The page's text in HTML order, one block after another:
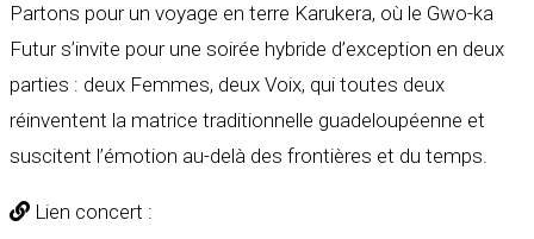
Partons pour un voyage en terre Karukera, où le Gwo-ka
Futur s’invite pour une soirée hybride d’exception en deux
parties : deux Femmes, deux Voix, qui toutes deux
réinventent la matrice traditionnelle guadeloupéenne et
suscitent l’émotion au-delà des frontières et du temps.
Lien concert :